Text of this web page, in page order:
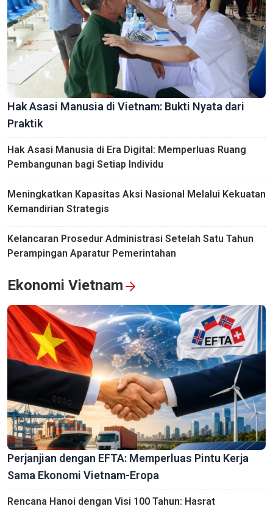
Hak Asasi Manusia di Vietnam: Bukti Nyata dari
Praktik
Hak Asasi Manusia di Era Digital: Memperluas Ruang
Pembangunan bagi Setiap Individu
Meningkatkan Kapasitas Aksi Nasional Melalui Kekuatan
Kemandirian Strategis
Kelancaran Prosedur Administrasi Setelah Satu Tahun
Perampingan Aparatur Pemerintahan
Ekonomi Vietnam
Perjanjian dengan EFTA: Memperluas Pintu Kerja
Sama Ekonomi Vietnam-Eropa
Rencana Hanoi dengan Visi 100 Tahun: Hasrat